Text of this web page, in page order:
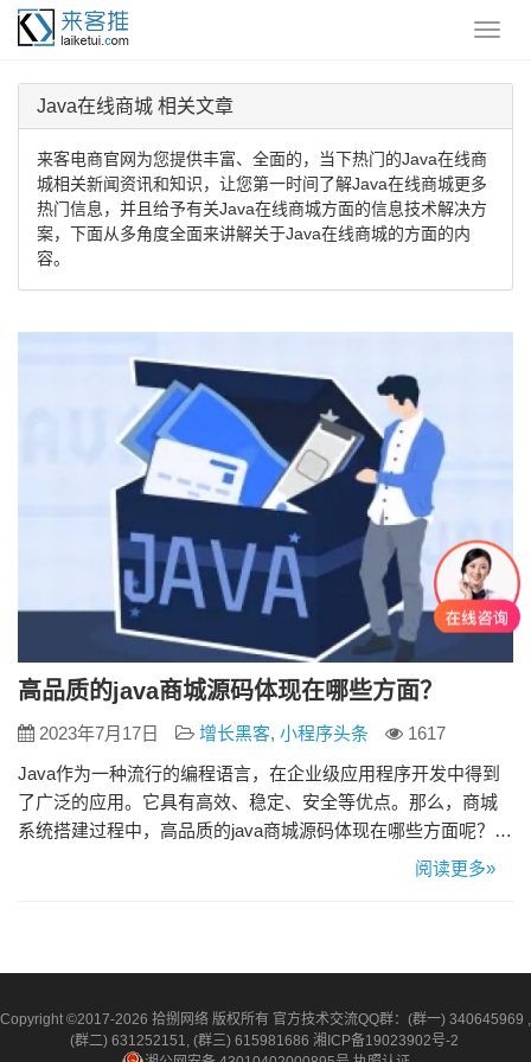
Java在线商城 相关文章
来客电商官网为您提供丰富、全面的，当下热门的Java在线商
城相关新闻资讯和知识，让您第一时间了解Java在线商城更多
热门信息，并且给予有关Java在线商城方面的信息技术解决方
案，下面从多角度全面来讲解关于Java在线商城的方面的内
容。
高品质的java商城源码体现在哪些方面？
2023年7月17日 增长黑客, 小程序头条
1617
Java作为一种流行的编程语言，在企业级应用程序开发中得到
了广泛的应用。它具有高效、稳定、安全等优点。那么，商城
系统搭建过程中，高品质的java商城源码体现在哪些方面呢？
1、可扩展性 java商城源码的一个重要特点是可扩展性。这意味
立…
阅读更多»
Copyright ©2017-2026 拾捌网络 版权所有 官方技术交流QQ群：(群一) 340645969 ,
(群二) 631252151, (群三) 615981686 湘ICP备19023902号-2